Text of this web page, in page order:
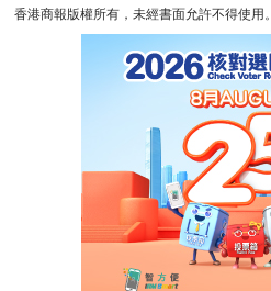
香港商報版權所有，未經書面允許不得使用。